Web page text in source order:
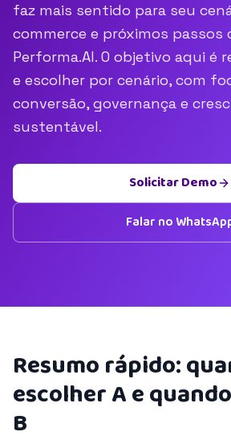
faz mais sentido para seu
commerce e próximos passos
Performa.AI. O objetivo aqui é
e escolher por cenário, com
conversão, governança e
sustentável.
Solicitar Demo
Falar no
Resumo rápido:
escolher A e
B